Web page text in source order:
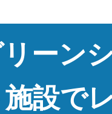
リーン
設で